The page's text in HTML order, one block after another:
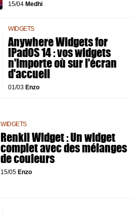
15/04 Medhi
WIDGETS
Anywhere Widgets for
iPadOS 14 : vos widgets
n'importe où sur l'écran
d'accueil
01/03 Enzo
WIDGETS
Renkli Widget : Un widget
complet avec des mélanges
de couleurs
15/05 Enzo